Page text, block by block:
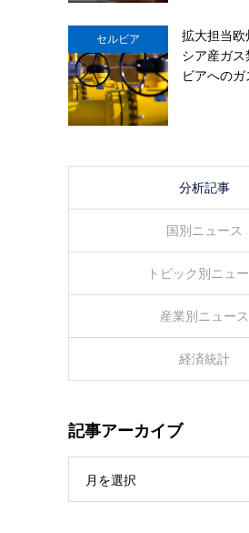
セルビア
拡大担当欧
シア産ガ
ビアへのガ
分析記事
国別ニュース
トピック別ニュ
産業別ニュース
経済統計
記事アーカイブ
月を選択